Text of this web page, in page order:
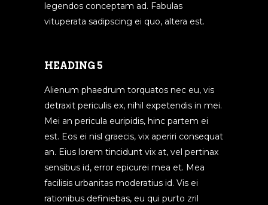
legendos conceptam ad. Fabulas
vituperata sadipscing ei quo, altera est.
HEADING 5
Alienum phaedrum torquatos nec eu, vis
detraxit periculis ex, nihil expetendis in mei.
Mei an pericula euripidis, hinc partem ei
est. Eos ei nisl graecis, vix aperiri consequat
an. Eius lorem tincidunt vix at, vel pertinax
sensibus id, error epicurei mea et. Mea
facilisis urbanitas moderatius id. Vis ei
rationibus definiebas, eu qui purto zril